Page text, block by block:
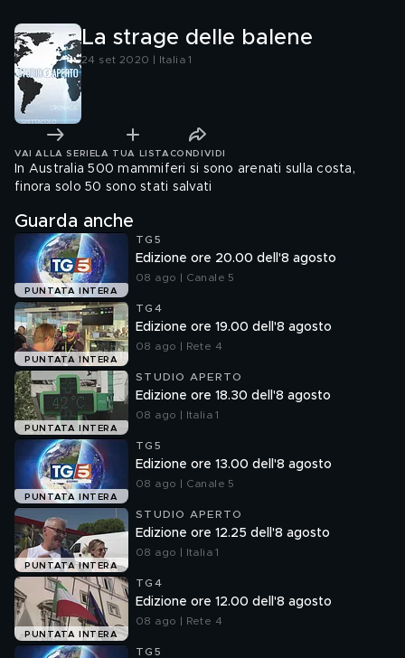
La strage delle balene
24 set 2020 | Italia 1
VAI ALLA SERIE LA TUA LISTA CONDIVIDI
In Australia 500 mammiferi si sono arenati sulla costa,
finora solo 50 sono stati salvati
Guarda anche
PUNTATA INTERA
TG5
Edizione ore 20.00 dell'8 agosto
08 ago | Canale 5
PUNTATA INTERA
TG4
Edizione ore 19.00 dell'8 agosto
08 ago | Rete 4
PUNTATA INTERA
STUDIO APERTO
Edizione ore 18.30 dell'8 agosto
08 ago | Italia 1
PUNTATA INTERA
TG5
Edizione ore 13.00 dell'8 agosto
08 ago | Canale 5
PUNTATA INTERA
STUDIO APERTO
Edizione ore 12.25 dell'8 agosto
08 ago | Italia 1
PUNTATA INTERA
TG4
Edizione ore 12.00 dell'8 agosto
08 ago | Rete 4
TG5